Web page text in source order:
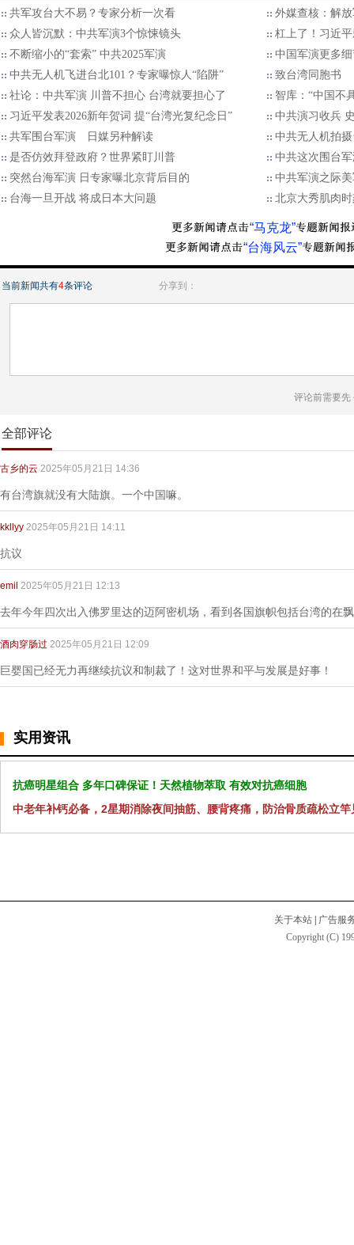
​共军攻台大不易？专家分析一次看
外媒查核：解
众人皆沉默：中共军演3个惊悚镜头
杠上了！习近
不断缩小的“套索” 中共2025军演
中国军演更多
中共无人机飞进台北101？专家曝惊人“陷阱”
致台湾同胞书
社论：中共军演 川普不担心 台湾就要担心了
智库：“中国不
习近平发表2026新年贺词 提“台湾光复纪念日”
中共演习收兵
共军围台军演 日媒另种解读
中共无人机拍
是否仿效拜登政府？世界紧盯川普
中共这次围台
突然台海军演 日专家曝北京背后目的
中共军演之际
台海一旦开战 将成日本大问题
北京大秀肌肉
“马克龙”
“台海风云”
当前新闻共有4条评论 分享到：
评论前需要先
全部评论
古乡的云 2025年05月21日 14:36
有台湾旗就没有大陆旗。一个中国嘛。
kkllyy 2025年05月21日 14:11
抗议
emil 2025年05月21日 12:13
去年今年四次出入佛罗里达的迈阿密机场，看到各国旗帜包括台湾的在
酒肉穿肠过 2025年05月21日 12:09
巨婴国已经无力再继续抗议和制裁了！这对世界和平与发展是好事！
实用资讯
抗癌明星组合 多年口碑保证！天然植物萃取 有效对抗癌细胞
中老年补钙必备，2星期消除夜间抽筋、腰背疼痛，防治骨质疏松立竿
关于本站
广告服
Copyright (C)